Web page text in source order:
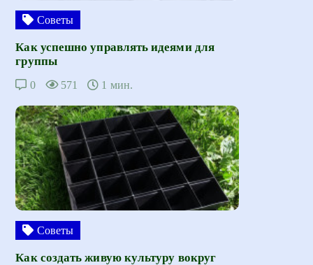
Советы
Как успешно управлять идеями для
группы
0 571 1 мин.
Советы
Как создать живую культуру вокруг